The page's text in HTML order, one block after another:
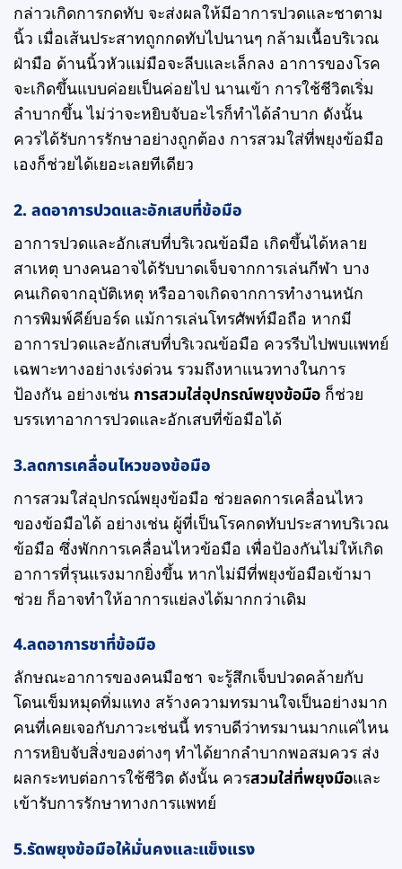
กล่าวเกิดการกดทับ จะส่งผลให้มีอาการปวดและชาตาม
นิ้ว เมื่อเส้นประสาทถูกกดทับไปนานๆ กล้ามเนื้อบริเวณ
ฝ่ามือ ด้านนิ้วหัวแม่มือจะลีบและเล็กลง อาการของโรค
จะเกิดขึ้นแบบค่อยเป็นค่อยไป นานเข้า การใช้ชีวิตเริ่ม
ลำบากขึ้น ไม่ว่าจะหยิบจับอะไรก็ทำได้ลำบาก ดังนั้น
ควรได้รับการรักษาอย่างถูกต้อง การสวมใส่ที่พยุงข้อมือ
เองก็ช่วยได้เยอะเลยทีเดียว
2.ลดอาการปวดและอักเสบที่ข้อมือ
อาการปวดและอักเสบที่บริเวณข้อมือ เกิดขึ้นได้หลาย
สาเหตุ บางคนอาจได้รับบาดเจ็บจากการเล่นกีฬา บาง
คนเกิดจากอุบัติเหตุ หรืออาจเกิดจากการทำงานหนัก
การพิมพ์คีย์บอร์ด แม้การเล่นโทรศัพท์มือถือ หากมี
อาการปวดและอักเสบที่บริเวณข้อมือ ควรรีบไปพบแพทย์
เฉพาะทางอย่างเร่งด่วน รวมถึงหาแนวทางในการ
ป้องกัน อย่างเช่น การสวมใส่อุปกรณ์พยุงข้อมือ ก็ช่วย
บรรเทาอาการปวดและอักเสบที่ข้อมือได้
3.ลดการเคลื่อนไหวของข้อมือ
การสวมใส่อุปกรณ์พยุงข้อมือ ช่วยลดการเคลื่อนไหว
ของข้อมือได้ อย่างเช่น ผู้ที่เป็นโรคกดทับประสาทบริเวณ
ข้อมือ ซึ่งพักการเคลื่อนไหวข้อมือ เพื่อป้องกันไม่ให้เกิด
อาการที่รุนแรงมากยิ่งขึ้น หากไม่มีที่พยุงข้อมือเข้ามา
ช่วย ก็อาจทำให้อาการแย่ลงได้มากกว่าเดิม
4.ลดอาการชาที่ข้อมือ
ลักษณะอาการของคนมือชา จะรู้สึกเจ็บปวดคล้ายกับ
โดนเข็มหมุดทิ่มแทง สร้างความทรมานใจเป็นอย่างมาก
คนที่เคยเจอกับภาวะเช่นนี้ ทราบดีว่าทรมานมากแค่ไหน
การหยิบจับสิ่งของต่างๆ ทำได้ยากลำบากพอสมควร ส่ง
ผลกระทบต่อการใช้ชีวิต ดังนั้น ควรสวมใส่ที่พยุงมือและ
เข้ารับการรักษาทางการแพทย์
5.รัดพยุงข้อมือให้มั่นคงและแข็งแรง